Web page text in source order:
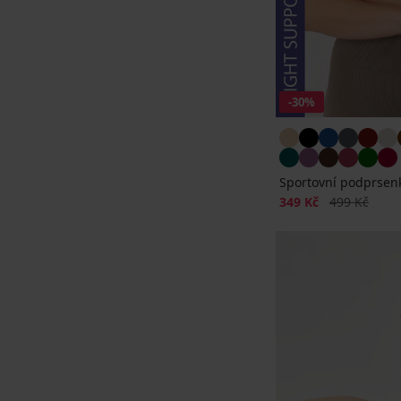
-30%
Sportovní
Sleva
349 Kč Původní cena
499 Kč